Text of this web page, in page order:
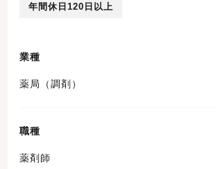
年間休日120日以上
業種
薬局（調剤）
職種
薬剤師